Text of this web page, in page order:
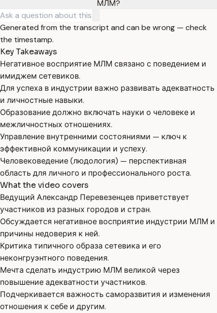
МЛМ?
Generated from the transcript and can be wrong — check
the timestamp.
Key Takeaways
Негативное восприятие МЛМ связано с поведением и
имиджем сетевиков.
Для успеха в индустрии важно развивать адекватность
и личностные навыки.
Образование должно включать науки о человеке и
межличностных отношениях.
Управление внутренними состояниями — ключ к
эффективной коммуникации и успеху.
Человековедение (людология) — перспективная
область для личного и профессионального роста.
What the video covers
Ведущий Александр Перевезенцев приветствует
участников из разных городов и стран.
Обсуждается негативное восприятие индустрии МЛМ и
причины недоверия к ней.
Критика типичного образа сетевика и его
неконгруэнтного поведения.
Мечта сделать индустрию МЛМ великой через
повышение адекватности участников.
Подчеркивается важность саморазвития и изменения
отношения к себе и другим.